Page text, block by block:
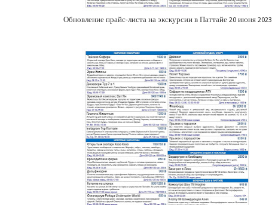
Обновление прайс-листа на экскурсии в Паттайе 20 июня 2023